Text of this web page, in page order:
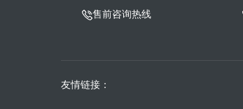
售前咨询热线
友情链接：